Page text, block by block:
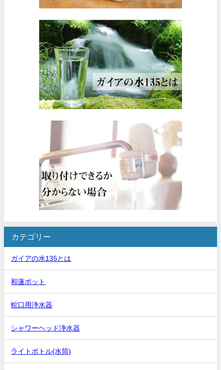
カテゴリー
ガイアの水135とは
和蓮ポット
蛇口用浄水器
シャワーヘッド浄水器
ライトボトル(水筒)